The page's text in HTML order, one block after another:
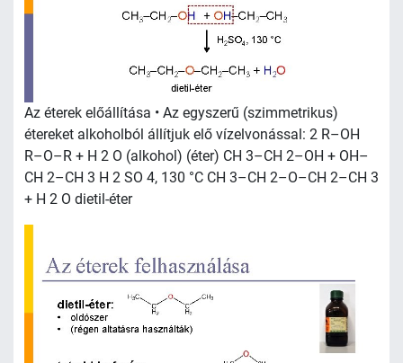
Az éterek előállítása • Az egyszerű (szimmetrikus)
étereket alkoholból állítjuk elő vízelvonással: 2 R–OH
R–O–R + H 2 O (alkohol) (éter) CH 3–CH 2–OH + OH–
CH 2–CH 3 H 2 SO 4, 130 °C CH 3–CH 2–O–CH 2–CH 3
+ H 2 O dietil-éter